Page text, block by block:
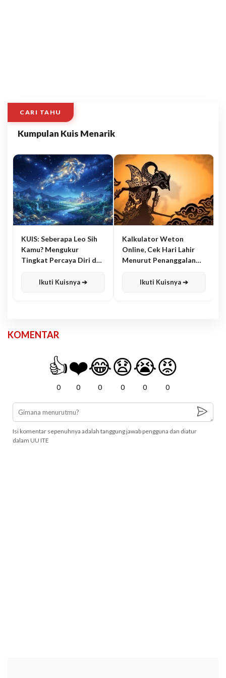
CARI TAHU
Kumpulan Kuis Menarik
KUIS: Seberapa Leo Sih
Kamu? Mengukur
Tingkat Percaya Diri dan
Ikuti Kuisnya ➔
Kalkulator Weton
Online, Cek Hari Lahir
Menurut Penanggalan
Ikuti Kuisnya ➔
KOMENTAR
👍
0
❤️
0
😂
0
😧
0
😭
0
😡
0
Isi komentar sepenuhnya adalah tanggung jawab pengguna dan diatur
dalam UU ITE